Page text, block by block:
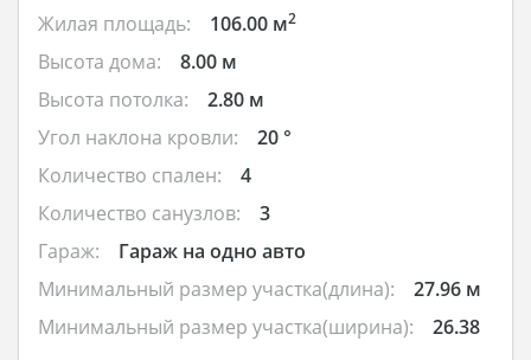
Жилая площадь: 106.00 м2
Высота дома:
8.00 м
Высота потолка:
2.80 м
Угол наклона кровли:
20 °
Количество спален:
4
Количество санузлов:
3
Гараж:
Гараж на одно авто
Минимальный размер участка(длина):
27.96 м
Минимальный размер участка(ширина):
26.38